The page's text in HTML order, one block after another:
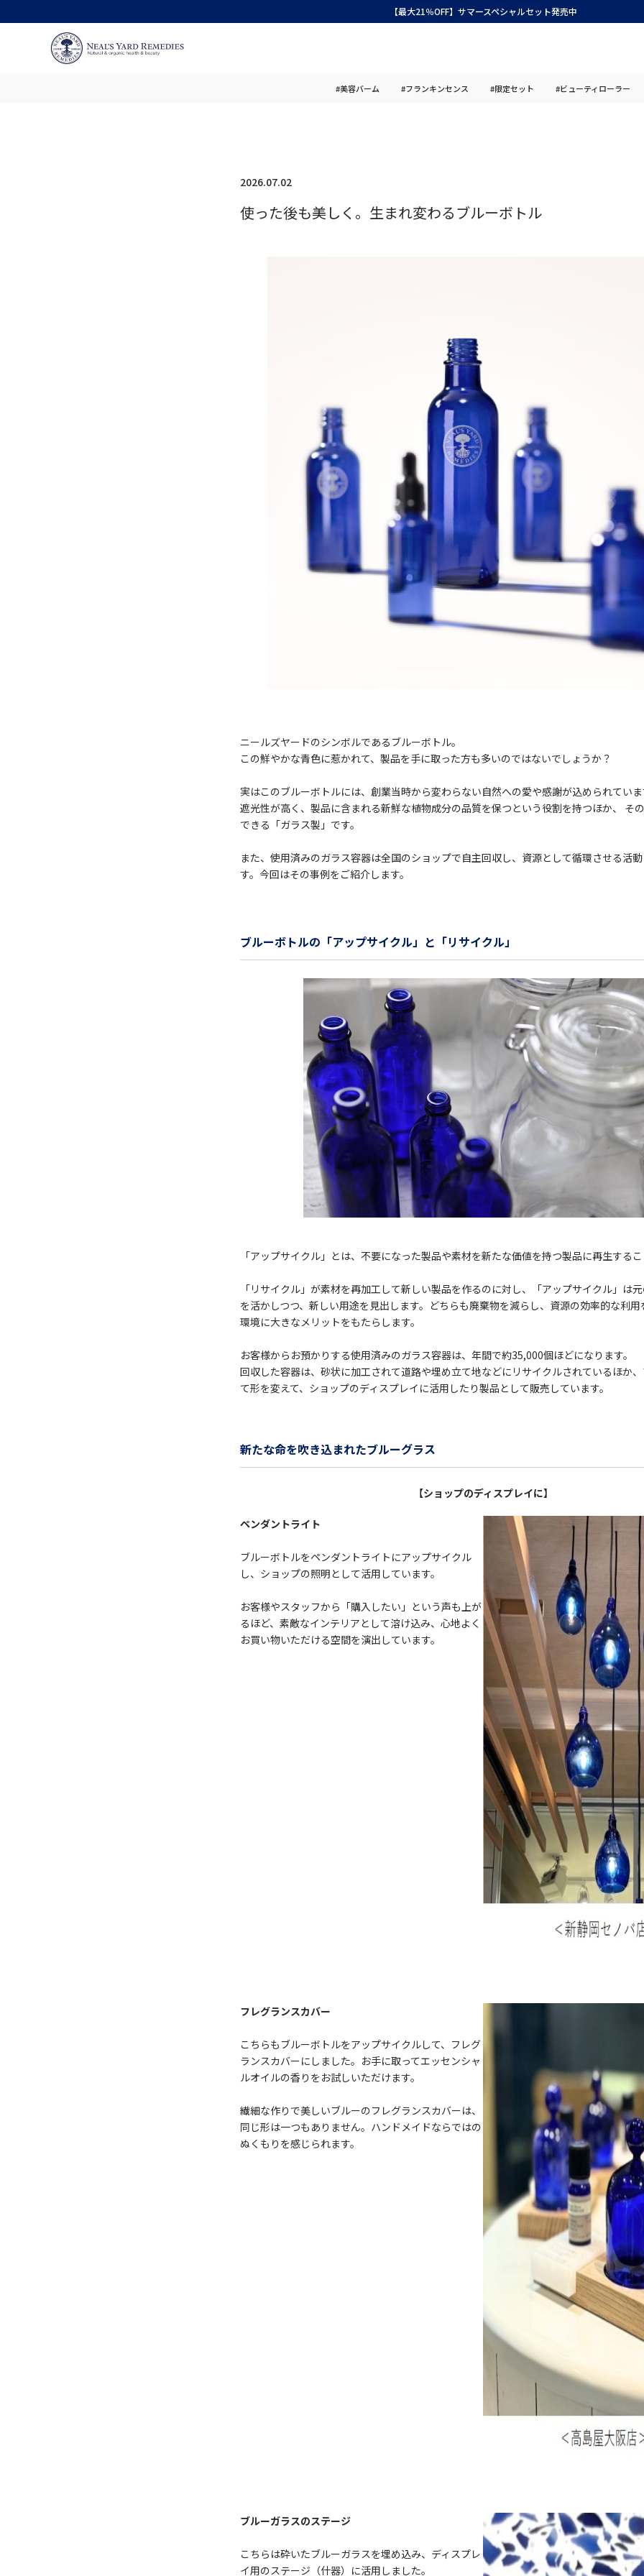
【最大21％OFF】サマースペシャルセット発売中
#美容バーム #フランキンセンス #限定セット #ビューティローラー
2026.07.02
使った後も美しく。生まれ変わるブルーボトル
ニールズヤードのシンボルであるブルーボトル。
この鮮やかな青色に惹かれて、製品を手に取った方も多いのではないでしょうか？
実はこのブルーボトルには、創業当時から変わらない自然への愛や感謝が込められてい
遮光性が高く、製品に含まれる新鮮な植物成分の品質を保つという役割を持つほか、 そ
できる「ガラス製」です。
また、使用済みのガラス容器は全国のショップで自主回収し、資源として循環させる活
す。今回はその事例をご紹介します。
ブルーボトルの「アップサイクル」と「リサイクル」
「アップサイクル」とは、不要になった製品や素材を新たな価値を持つ製品に再生する
「リサイクル」が素材を再加工して新しい製品を作るのに対し、「アップサイクル」は
を活かしつつ、新しい用途を見出します。どちらも廃棄物を減らし、資源の効率的な利
環境に大きなメリットをもたらします。
お客様からお預かりする使用済みのガラス容器は、年間で約35,000個ほどになります。
回収した容器は、砂状に加工されて道路や埋め立て地などにリサイクルされているほか
て形を変えて、ショップのディスプレイに活用したり製品として販売しています。
新たな命を吹き込まれたブルーグラス
【ショップのディスプレイに】
ペンダントライト
ブルーボトルをペンダントライトにアップサイクル
し、ショップの照明として活用しています。
お客様やスタッフから「購入したい」という声も上が
るほど、素敵なインテリアとして溶け込み、心地よく
お買い物いただける空間を演出しています。
フレグランスカバー
こちらもブルーボトルをアップサイクルして、フレグ
ランスカバーにしました。お手に取ってエッセンシャ
ルオイルの香りをお試しいただけます。
繊細な作りで美しいブルーのフレグランスカバーは、
同じ形は一つもありません。ハンドメイドならではの
ぬくもりを感じられます。
ブルーガラスのステージ
こちらは砕いたブルーガラスを埋め込み、ディスプレ
イ用のステージ（什器）に活用しました。